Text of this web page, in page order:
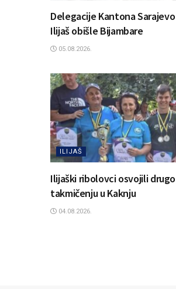
Delegacije Kantona
Ilijaš obišle Bijambare
05.08.2026.
ILIJAŠ
Ilijaški ribolovci osvojili
takmičenju u Kaknju
04.08.2026.